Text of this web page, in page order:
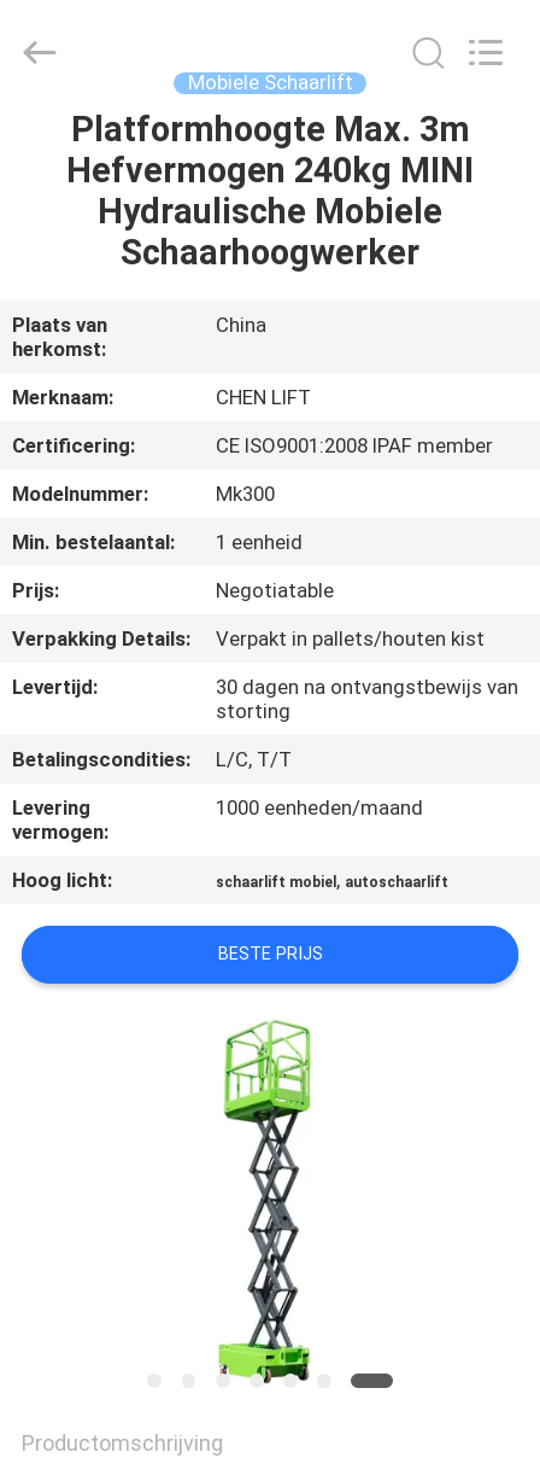
HUIS
PRODUCTEN
ONS
FABRIEKSTOCHT
KWALITEITSCONTROLE
NEEM
CONTACT
MET
ONS
NIEUWS
VRAAG
OFFERTE
PRIVACYBELEID
LTD.
Mobiele Schaarlift
Platformhoogte Max. 3m
Hefvermogen 240kg MINI
Hydraulische Mobiele
Schaarhoogwerker
Plaats van
herkomst:
China
Merknaam:
CHEN LIFT
Certificering:
CE ISO9001:2008 IPAF member
Modelnummer:
Mk300
Min. bestelaantal:
1 eenheid
Prijs:
Negotiatable
Verpakking Details:
Verpakt in pallets/houten kist
Levertijd:
30 dagen na ontvangstbewijs van
storting
Betalingscondities:
L/C, T/T
Levering
vermogen:
1000 eenheden/maand
Hoog licht: schaarlift mobiel , autoschaarlift
BESTE PRIJS
Productomschrijving